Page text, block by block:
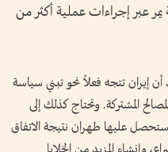
يمر عبر إجراءات عملية أكثر من
إيران تتجه فعلاً نحو تبني سياسة
المشتركة. وتحتاج كذلك إلى
ستحصل عليها طهران نتيجة الاتفاق